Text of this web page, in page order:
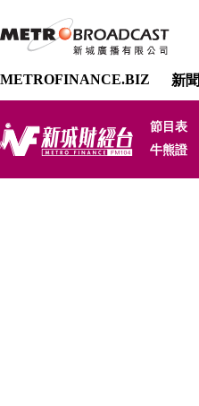
METROFINANCE.BIZ 新聞
節目表
牛熊證